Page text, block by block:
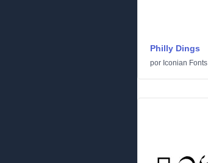
Philly Dings
por Iconian Fonts